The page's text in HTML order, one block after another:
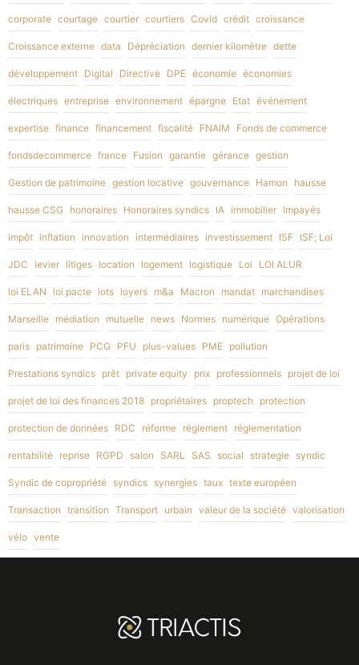
corporate courtage courtier courtiers Covid crédit croissance
Croissance externe data Dépréciation dernier kilomètre dette
développement Digital Directive DPE économie économies
électriques entreprise environnement épargne Etat événement
expertise finance financement fiscalité FNAIM Fonds de commerce
fondsdecommerce france Fusion garantie gérance gestion
Gestion de patrimoine gestion locative gouvernance Hamon hausse
hausse CSG honoraires Honoraires syndics IA immobilier Impayés
impôt inflation innovation intermédiaires investissement ISF ISF; Loi
JDC levier litiges location logement logistique Loi LOI ALUR
loi ELAN loi pacte lots loyers m&a Macron mandat marchandises
Marseille médiation mutuelle news Normes numérique Opérations
paris patrimoine PCG PFU plus-values PME pollution
Prestations syndics prêt private equity prix professionnels projet de loi
projet de loi des finances 2018 propriétaires proptech protection
protection de données RDC réforme réglement réglementation
rentabilité reprise RGPD salon SARL SAS social strategie syndic
Syndic de copropriété syndics synergies taux texte européen
Transaction transition Transport urbain valeur de la société valorisation
vélo vente